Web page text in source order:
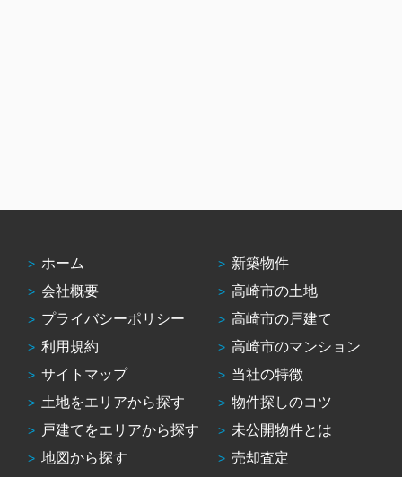
ホーム
会社概要
プライバシーポリシー
利用規約
サイトマップ
土地をエリアから探す
戸建てをエリアから探す
地図から探す
新築物件
高崎市の土地
高崎市の戸建て
高崎市のマンション
当社の特徴
物件探しのコツ
未公開物件とは
売却査定